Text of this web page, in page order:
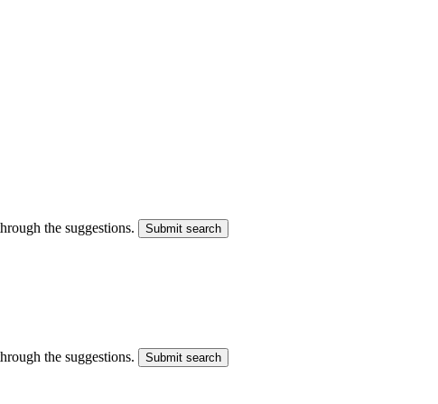
the suggestions. Submit search
the suggestions. Submit search